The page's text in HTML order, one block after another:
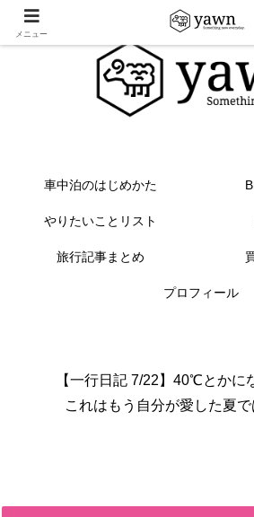
車中泊のはじめかた
やりたいことリスト
旅行記事まとめ
プロフィール
【一行日記 7/22】40℃とかに
これはもう自分が愛した夏
メニュー